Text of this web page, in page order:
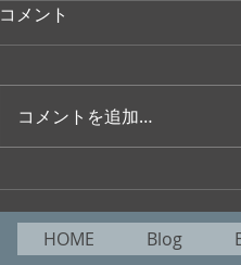
ゥ・ミー』
コメント
コメントを追加…
HOME Blog